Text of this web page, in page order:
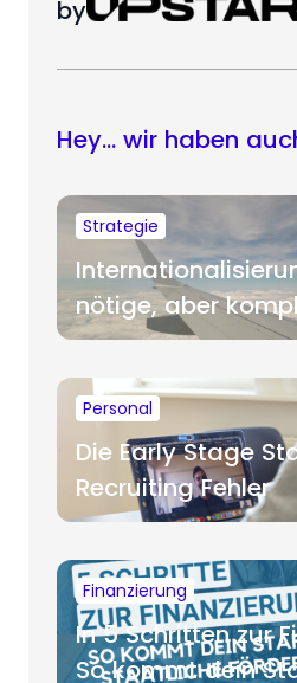
by
Hey… wir haben
Strategie
nötige, aber
für Startups
Personal
Die Early Stage
Recruiting Fehler
Finanzierung
In 5 Schritten zur
So kommt dein